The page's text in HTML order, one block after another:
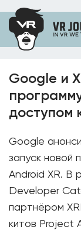
Google и
доступом
Google
запуск новой
Android XR. В
Developer
партнёром
китов Project